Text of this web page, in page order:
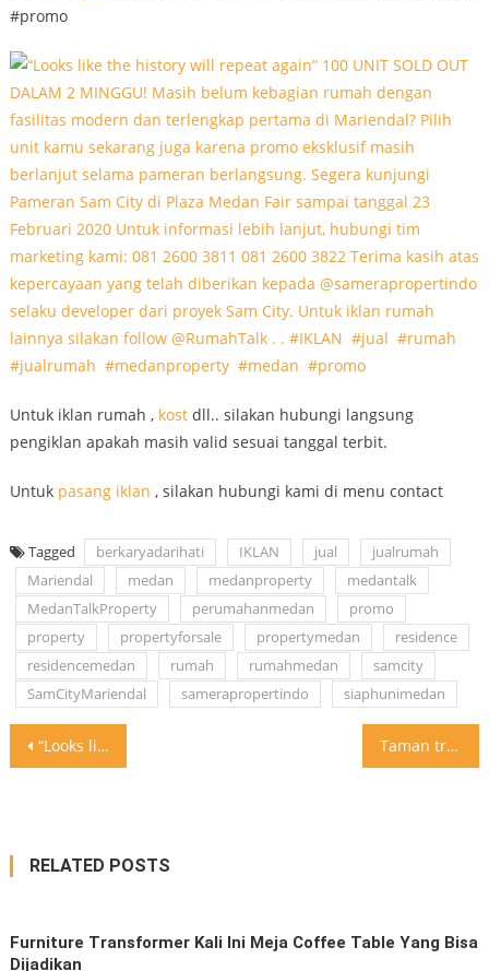
#promo
Untuk iklan rumah , kostdll.. silakan hubungi langsung
pengiklan apakah masih valid sesuai tanggal terbit.
Untuk pasang iklan , silakan hubungi kami di menu contact
Tagged berkaryadarihati IKLAN jual
jualrumah
Mariendal
medan medanproperty
medantalk
MedanTalkProperty
perumahanmedan
promo
property
propertyforsale propertymedan
residence
residencemedan
rumah rumahmedan
samcity
SamCityMariendal
samerapropertindo siaphunimedan
Post
“Looks like the history will repeat again” 100 UNIT SOLD OUT DALAM 2 MINGGU! Masih belum kebagian rumah dengan fasilitas modern dan terlengkap pertama di Mariendal? Pilih unit kamu sekarang juga karena promo eksklusif masih berlanjut selama pameran berlangsung. Segera kunjungi Pameran Sam City di Plaza Medan Fair sampai tanggal 23 Februari 2020 Untuk informasi lebih lanjut, hubungi tim marketing kami: 081 2600 3811 081 2600 3822 Terima kasih atas kepercayaan yang telah diberikan kepada @samerapropertindo selaku developer dari proyek Sam City. Untuk iklan rumah lainnya silakan follow @RumahTalk#medanproperty#MedanTalkProperty Taman transformasi ke kolam renang
RELATED POSTS
Furniture Transformer Kali Ini Meja Coffee Table Yang Bisa
Dijadikan